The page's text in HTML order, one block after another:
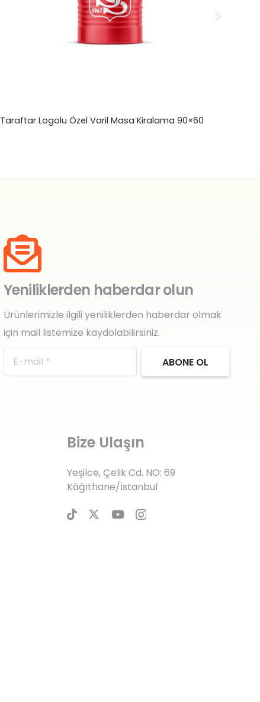
Taraftar Logolu Özel Varil Masa Kiralama 90×60
Yeniliklerden haberdar olun
Ürünlerimizle ilgili yeniliklerden haberdar olmak
için mail listemize kaydolabilirsiniz.
ABONE OL
Bize Ulaşın
Yeşilce, Çelik Cd. NO: 69
Kâğıthane/İstanbul